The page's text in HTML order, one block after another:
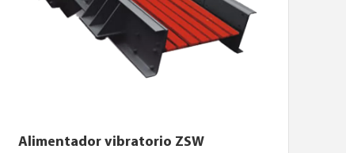
Alimentador vibratorio ZSW